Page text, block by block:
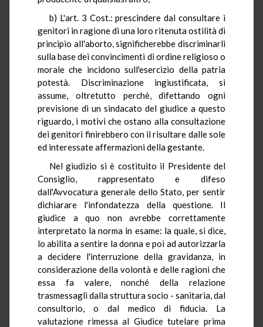
b) L'art. 3 Cost.: prescindere dal consultare i
genitori in ragione di una loro ritenuta ostilità di
principio all'aborto, significherebbe discriminarli
sulla base dei convincimenti di ordine religioso o
morale che incidono sull'esercizio della patria
potestà. Discriminazione ingiustificata, si
assume, oltretutto perchè, difettando ogni
previsione di un sindacato del giudice a questo
riguardo, i motivi che ostano alla consultazione
dei genitori finirebbero con il risultare dalle sole
ed interessate affermazioni della gestante.
Nel giudizio si è costituito il Presidente del
Consiglio, rappresentato e difeso
dall'Avvocatura generale dello Stato, per sentir
dichiarare l'infondatezza della questione. Il
giudice a quo non avrebbe correttamente
interpretato la norma in esame: la quale, si dice,
lo abilita a sentire la donna e poi ad autorizzarla
a decidere l'interruzione della gravidanza, in
considerazione della volontà e delle ragioni che
essa fa valere, nonché della relazione
trasmessagli dalla struttura socio - sanitaria, dal
consultorio, o dal medico di fiducia. La
valutazione rimessa al Giudice tutelare prima